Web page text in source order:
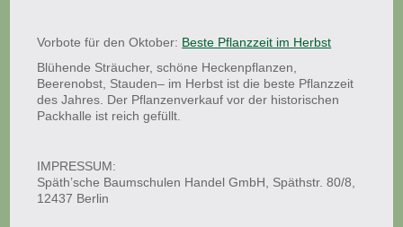
Vorbote für den Oktober: Beste Pflanzzeit im Herbst
Blühende Sträucher, schöne Heckenpflanzen,
Beerenobst, Stauden– im Herbst ist die beste Pflanzzeit
des Jahres. Der Pflanzenverkauf vor der historischen
Packhalle ist reich gefüllt.
IMPRESSUM:
Späth’sche Baumschulen Handel GmbH, Späthstr. 80/8,
12437 Berlin